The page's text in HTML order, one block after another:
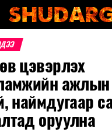
цэвэрлэх
наймдугаар
оруулна